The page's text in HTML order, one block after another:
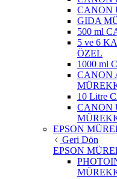
CANON
GIDA
500 ml
5 ve 6
ÖZEL
1000 ml
CANON
10 Litre
CANON
EPSON
Geri Dön
EPSON